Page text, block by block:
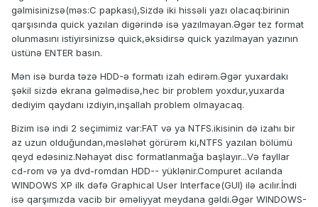
gəlmisinizsə(məs:C papkası),Sizdə iki hissəli yazı olacaq:birinin
qarşısında quick yazılan digərində isə yazılmayan.Əgər tez format
olunmasını istiyirsinizsə quick,əksidirsə quick yazılmayan yazının
üstünə ENTER basın.
Mən isə burda təzə HDD-ə formatı izah edirəm.Əgər yuxardakı
şəkil sizdə ekrana gəlmədisə,hec bir problem yoxdur,yuxarda
dediyim qaydanı izdiyin,inşallah problem olmayacaq.
Bizim isə indi 2 seçimimiz var:FAT və ya NTFS.ikisinin də izahı bir
az uzun olduğundan,məsləhət görürəm ki,NTFS yazılan bölümü
qeyd edəsiniz.Nəhayət disc formatlanmağa başlayır...Və fayllar
cd-rom və ya dvd-romdan HDD-- yüklənir.Compuret acılanda
WINDOWS XP ilk dəfə Graphical User Interface(GUI) ilə acılır.İndi
isə qarşımızda vacib bir əməliyyat meydana gəldi.Əgər WINDOWS-